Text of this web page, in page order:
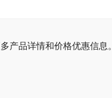
产品详情和价格优惠信